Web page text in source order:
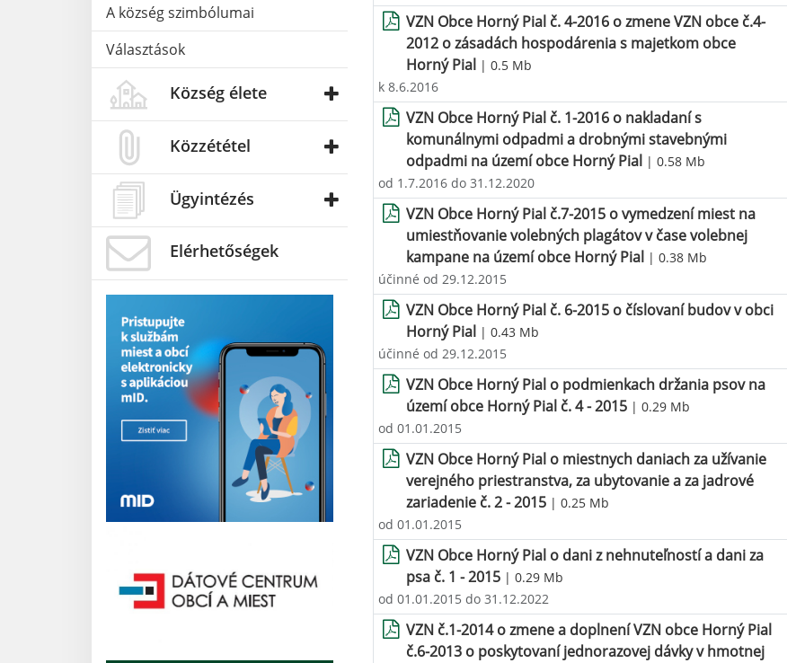
A község szimbólumai
Választások
Község élete
Közzététel
Ügyintézés
Elérhetőségek
VZN Obce Horný Pial č. 4-2016 o zmene VZN obce č.4-
2012 o zásadách hospodárenia s majetkom obce
Horný Pial | 0.5 Mb
k 8.6.2016
VZN Obce Horný Pial č. 1-2016 o nakladaní s
komunálnymi odpadmi a drobnými stavebnými
odpadmi na území obce Horný Pial | 0.58 Mb
od 1.7.2016 do 31.12.2020
VZN Obce Horný Pial č.7-2015 o vymedzení miest na
umiestňovanie volebných plagátov v čase volebnej
kampane na území obce Horný Pial | 0.38 Mb
účinné od 29.12.2015
VZN Obce Horný Pial č. 6-2015 o číslovaní budov v obci
Horný Pial | 0.43 Mb
účinné od 29.12.2015
VZN Obce Horný Pial o podmienkach držania psov na
území obce Horný Pial č. 4 - 2015 | 0.29 Mb
od 01.01.2015
VZN Obce Horný Pial o miestnych daniach za užívanie
verejného priestranstva, za ubytovanie a za jadrové
zariadenie č. 2 - 2015 | 0.25 Mb
od 01.01.2015
VZN Obce Horný Pial o dani z nehnuteľností a dani za
psa č. 1 - 2015 | 0.29 Mb
od 01.01.2015 do 31.12.2022
VZN č.1-2014 o zmene a doplnení VZN obce Horný Pial
č.6-2013 o poskytovaní jednorazovej dávky v hmotnej